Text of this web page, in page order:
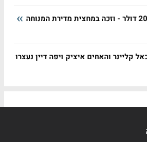
קליינר והאחים איציק ויפה דיין נעצרו